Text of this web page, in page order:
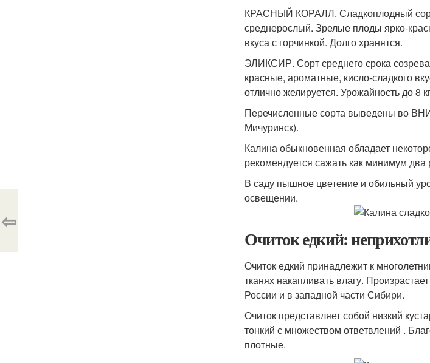
КРАСНЫЙ КОРАЛЛ. Сладкоплодный сорт
среднерослый. Зрелые плоды ярко-
вкуса с горчинкой. Долго хранятся.
ЭЛИКСИР. Сорт среднего срока
красные, ароматные, кисло-сладкого
отлично желируется. Урожайность до 8
Перечисленные сорта выведены во
Мичуринск).
Калина обыкновенная обладает
рекомендуется сажать как минимум два
В саду пышное цветение и обильный
освещении.
Очиток едкий:
Очиток едкий принадлежит к
тканях накапливать влагу.
России и в западной части Сибири.
Очиток представляет собой низкий
тонкий с множеством ответвлений .
плотные.
⇦